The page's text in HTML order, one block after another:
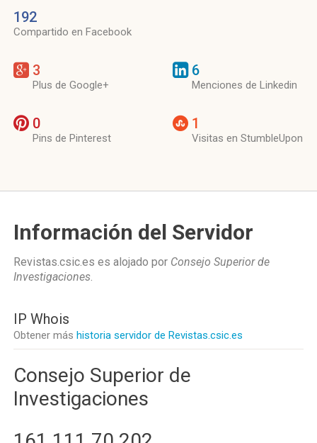
192
Compartido en Facebook
3
Plus de Google+
6
Menciones de Linkedin
0
Pins de Pinterest
1
Visitas en StumbleUpon
Información del Servidor
Revistas.csic.es es alojado por Consejo Superior de
Investigaciones.
IP Whois
Obtener más historia servidor de Revistas.csic.es
Consejo Superior de
Investigaciones